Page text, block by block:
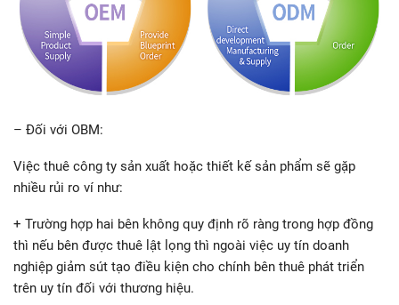
– Đối với OBM:
Việc thuê công ty sản xuất hoặc thiết kế sản phẩm sẽ gặp
nhiều rủi ro ví như:
+ Trường hợp hai bên không quy định rõ ràng trong hợp đồng
thì nếu bên được thuê lật lọng thì ngoài việc uy tín doanh
nghiệp giảm sút tạo điều kiện cho chính bên thuê phát triển
trên uy tín đối với thương hiệu.